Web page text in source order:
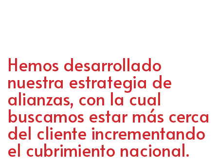
Hemos desarrollado
nuestra estrategia de
alianzas, con la cual
buscamos estar más cerca
del cliente incrementando
el cubrimiento nacional.